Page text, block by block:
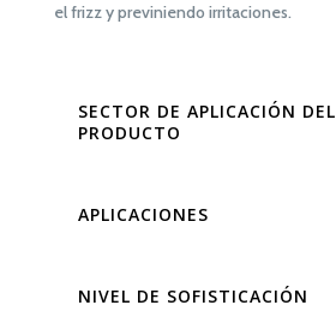
el frizz y previniendo irritaciones.
SECTOR DE APLICACIÓN DEL
PRODUCTO
APLICACIONES
NIVEL DE SOFISTICACIÓN